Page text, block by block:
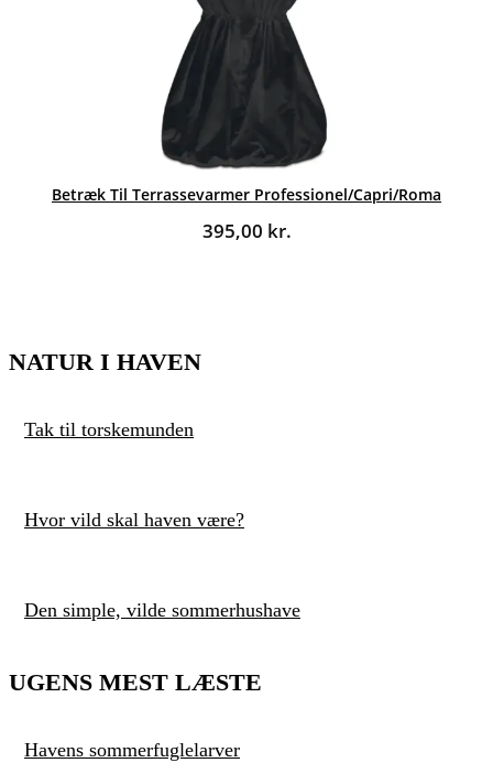
Betræk Til Terrassevarmer Professionel/Capri/Roma
395,00 kr.
NATUR I HAVEN
Tak til torskemunden
Hvor vild skal haven være?
Den simple, vilde sommerhushave
UGENS MEST LÆSTE
Havens sommerfuglelarver